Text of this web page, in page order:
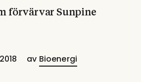
förvärvar Sunpine
av Bioenergi